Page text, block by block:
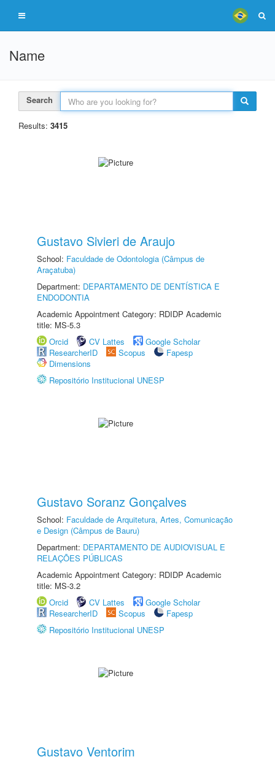
Name
Search
Results: 3415
Gustavo Sivieri de Araujo
School: Faculdade de Odontologia (Câmpus de
Araçatuba)
Department: DEPARTAMENTO DE DENTÍSTICA E
ENDODONTIA
Academic Appointment Category: RDIDP Academic
title: MS-5.3
Orcid
CV Lattes
Google Scholar
ResearcherID
Scopus
Fapesp
Dimensions
Repositório Institucional UNESP
Gustavo Soranz Gonçalves
School: Faculdade de Arquitetura, Artes, Comunicação
e Design (Câmpus de Bauru)
Department: DEPARTAMENTO DE AUDIOVISUAL E
RELAÇÕES PÚBLICAS
Academic Appointment Category: RDIDP Academic
title: MS-3.2
Orcid
CV Lattes
Google Scholar
ResearcherID
Scopus
Fapesp
Repositório Institucional UNESP
Gustavo Ventorim